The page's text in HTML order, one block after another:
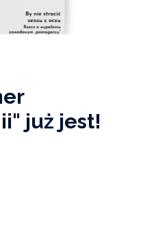
Domowej I
już jest!